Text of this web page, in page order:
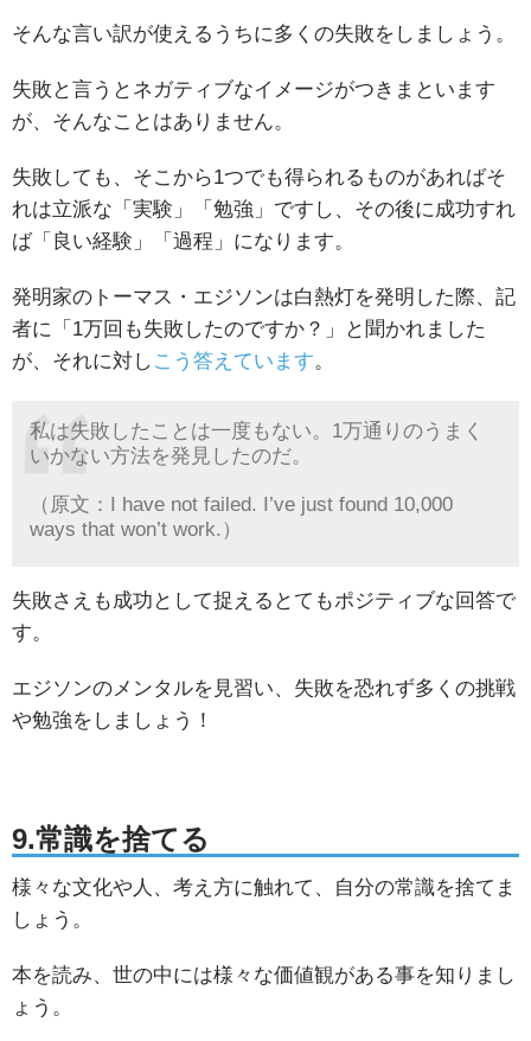
そんな言い訳が使えるうちに多くの失敗をしましょう。
失敗と言うとネガティブなイメージがつきまといます
が、そんなことはありません。
失敗しても、そこから1つでも得られるものがあればそ
れは立派な「実験」「勉強」ですし、その後に成功すれ
ば「良い経験」「過程」になります。
発明家のトーマス・エジソンは白熱灯を発明した際、記
者に「1万回も失敗したのですか？」と聞かれました
が、それに対し こう答えています。
私は失敗したことは一度もない。1万通りのうまく
いかない方法を発見したのだ。
（原文：I have not failed. I’ve just found 10,000
ways that won’t work.）
失敗さえも成功として捉えるとてもポジティブな回答で
す。
エジソンのメンタルを見習い、失敗を恐れず多くの挑戦
や勉強をしましょう！
9.常識を捨てる
様々な文化や人、考え方に触れて、自分の常識を捨てま
しょう。
本を読み、世の中には様々な価値観がある事を知りまし
ょう。